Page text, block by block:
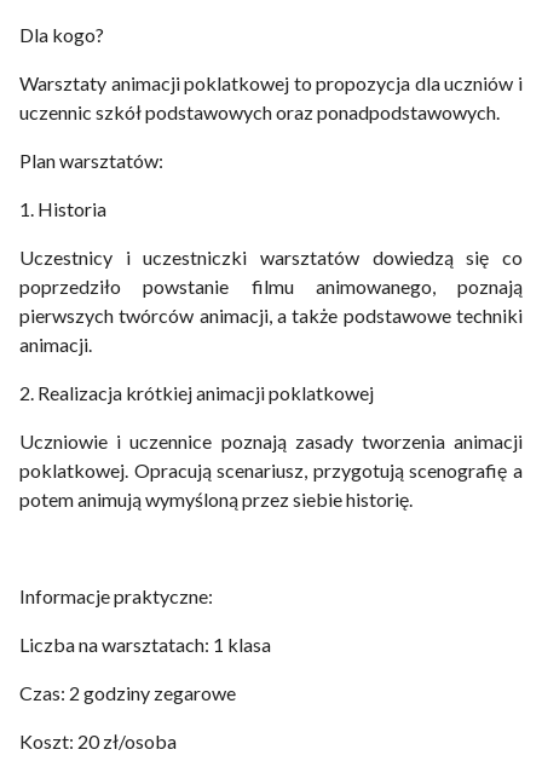
Dla kogo?
Warsztaty animacji poklatkowej to propozycja dla uczniów i
uczennic szkół podstawowych oraz ponadpodstawowych.
Plan warsztatów:
1. Historia
Uczestnicy i uczestniczki warsztatów dowiedzą się co
poprzedziło powstanie filmu animowanego, poznają
pierwszych twórców animacji, a także podstawowe techniki
animacji.
2. Realizacja krótkiej animacji poklatkowej
Uczniowie i uczennice poznają zasady tworzenia animacji
poklatkowej. Opracują scenariusz, przygotują scenografię a
potem animują wymyśloną przez siebie historię.
Informacje praktyczne:
Liczba na warsztatach: 1 klasa
Czas: 2 godziny zegarowe
Koszt: 20 zł/osoba